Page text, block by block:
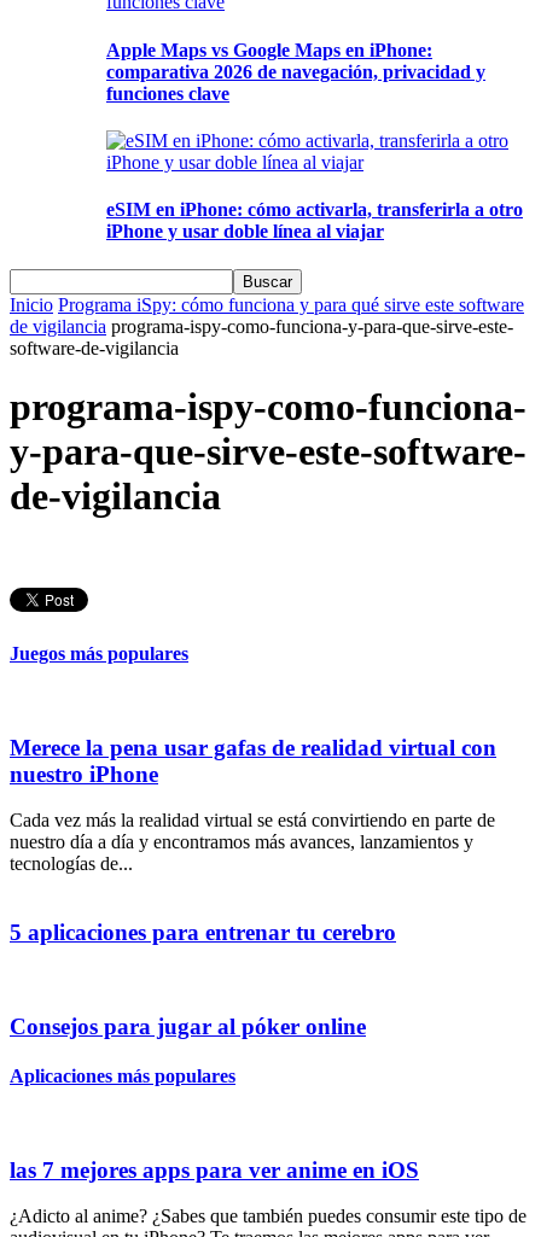
Apple Maps vs Google Maps en iPhone:
comparativa 2026 de navegación, privacidad y
funciones clave
eSIM en iPhone: cómo activarla, transferirla a otro
iPhone y usar doble línea al viajar
Inicio Programa iSpy: cómo funciona y para qué sirve este software
de vigilancia programa-ispy-como-funciona-y-para-que-sirve-este-
software-de-vigilancia
programa-ispy-como-funciona-
y-para-que-sirve-este-software-
de-vigilancia
Juegos más populares
Merece la pena usar gafas de realidad virtual con
nuestro iPhone
Cada vez más la realidad virtual se está convirtiendo en parte de
nuestro día a día y encontramos más avances, lanzamientos y
tecnologías de...
5 aplicaciones para entrenar tu cerebro
Consejos para jugar al póker online
Aplicaciones más populares
las 7 mejores apps para ver anime en iOS
¿Adicto al anime? ¿Sabes que también puedes consumir este tipo de